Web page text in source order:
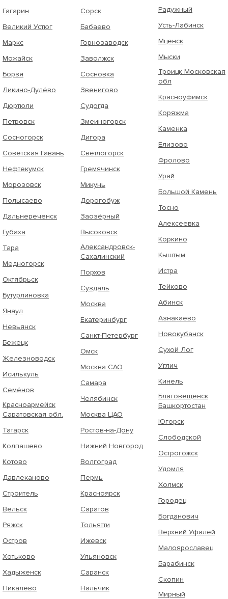
Гагарин
Великий Устюг
Маркс
Можайск
Борзя
Ликино-Дулёво
Дюртюли
Петровск
Сосногорск
Советская Гавань
Нефтекумск
Морозовск
Полысаево
Дальнереченск
Губаха
Тара
Медногорск
Октябрьск
Бутурлиновка
Янаул
Невьянск
Бежецк
Железноводск
Исилькуль
Семёнов
Красноармейск
Саратовская обл.
Татарск
Колпашево
Котово
Давлеканово
Строитель
Вельск
Ряжск
Остров
Хотьково
Хадыженск
Пикалёво
Сорск
Бабаево
Горнозаводск
Заволжск
Сосновка
Звенигово
Судогда
Змеиногорск
Дигора
Светлогорск
Гремячинск
Микунь
Дорогобуж
Заозёрный
Высоковск
Александровск-
Сахалинский
Порхов
Суздаль
Москва
Екатеринбург
Санкт-Петербург
Омск
Москва САО
Самара
Челябинск
Москва ЦАО
Ростов-на-Дону
Нижний Новгород
Волгоград
Пермь
Красноярск
Саратов
Тольятти
Ижевск
Ульяновск
Саранск
Нальчик
Радужный
Усть-Лабинск
Мценск
Мыски
Троицк Московская
обл
Красноуфимск
Коряжма
Каменка
Елизово
Фролово
Урай
Большой Камень
Тосно
Алексеевка
Коркино
Кыштым
Истра
Тейково
Абинск
Азнакаево
Новокубанск
Сухой Лог
Углич
Кинель
Благовещенск
Башкортостан
Югорск
Слободской
Острогожск
Удомля
Холмск
Городец
Богданович
Верхний Уфалей
Малоярославец
Барабинск
Скопин
Мирный